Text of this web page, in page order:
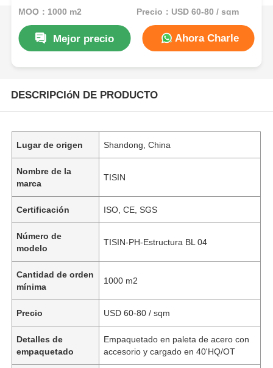
MOQ：1000 m2 Precio：USD 60-80 / sqm
Mejor precio Ahora Charle
DESCRIPCIóN DE PRODUCTO
Lugar de origen Shandong, China
Nombre de la
marca
TISIN
Certificación ISO, CE, SGS
Número de
modelo
TISIN-PH-Estructura BL 04
Cantidad de orden
mínima
1000 m2
Precio USD 60-80 / sqm
Detalles de
empaquetado
Empaquetado en paleta de acero con
accesorio y cargado en 40'HQ/OT